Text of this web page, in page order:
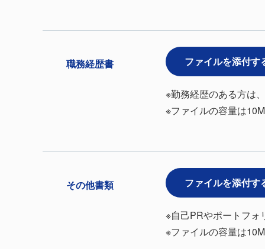
職務経歴書 ファイルを添付す
※勤務経歴のある方は
※ファイルの容量は
その他書類 ファイルを添付す
※自己PRやポートフォ
※ファイルの容量は